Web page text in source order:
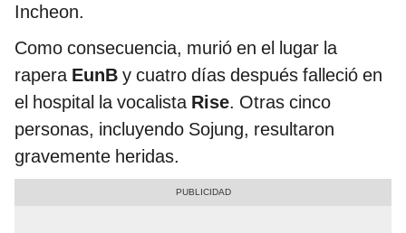
Incheon.
Como consecuencia, murió en el lugar la
rapera EunB y cuatro días después falleció en
el hospital la vocalista Rise. Otras cinco
personas, incluyendo Sojung, resultaron
gravemente heridas.